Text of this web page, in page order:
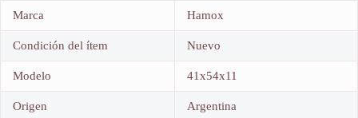
Marca Hamox
Condición del ítem Nuevo
Modelo 41x54x11
Origen Argentina